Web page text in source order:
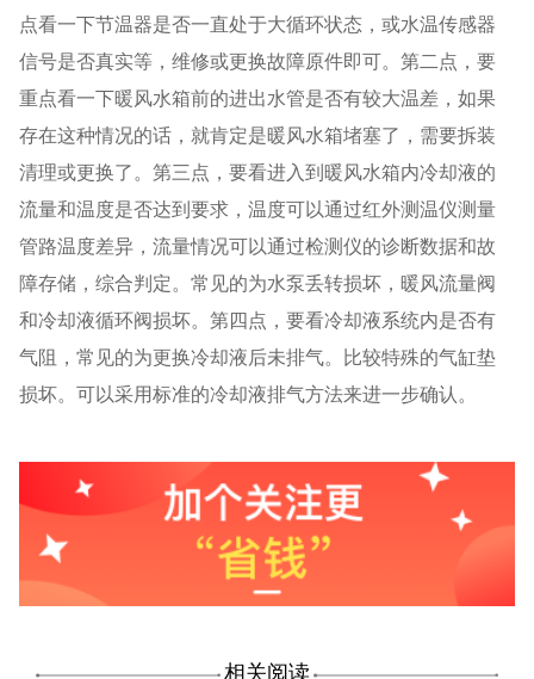
点看一下节温器是否一直处于大循环状态，或水温传感器
信号是否真实等，维修或更换故障原件即可。第二点，要
重点看一下暖风水箱前的进出水管是否有较大温差，如果
存在这种情况的话，就肯定是暖风水箱堵塞了，需要拆装
清理或更换了。第三点，要看进入到暖风水箱内冷却液的
流量和温度是否达到要求，温度可以通过红外测温仪测量
管路温度差异，流量情况可以通过检测仪的诊断数据和故
障存储，综合判定。常见的为水泵丢转损坏，暖风流量阀
和冷却液循环阀损坏。第四点，要看冷却液系统内是否有
气阻，常见的为更换冷却液后未排气。比较特殊的气缸垫
损坏。可以采用标准的冷却液排气方法来进一步确认。
相关阅读